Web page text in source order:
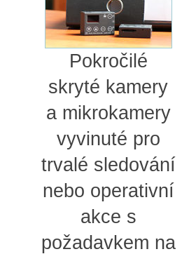
Pokročilé
skryté kamery
a mikrokamery
vyvinuté pro
trvalé sledování
nebo operativní
akce s
požadavkem na